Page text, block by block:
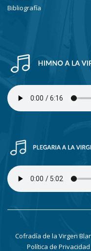
Bibliografía
Cofradía de la Virgen
Política de Privacidad